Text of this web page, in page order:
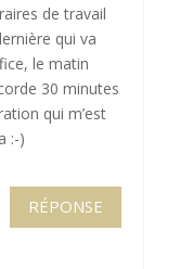
de travail
qui va
le matin
30 minutes
qui m’est
:-)
RÉPONSE